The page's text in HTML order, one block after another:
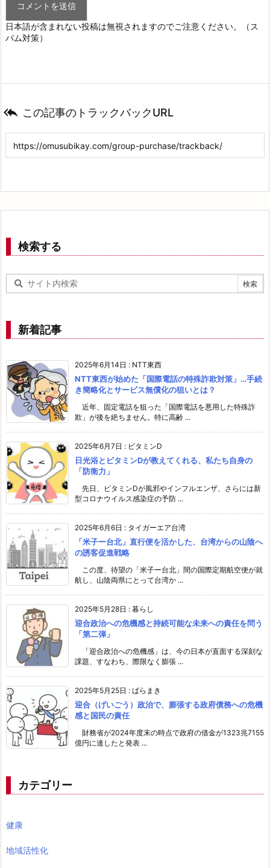
日本語が含まれない投稿は無視されますのでご注意ください。（ス
パム対策）
 この記事のトラックバックURL
検索する
新着記事
2025年6月14日 : NTT東西
NTT東西が始めた「国際電話の特殊詐欺対策」…手続
き簡略化とサービス無償化の狙いとは？
近年、固定電話を狙った「国際電話を悪用した特殊詐
欺」が後を絶ちません。特に高齢 ...
2025年6月7日 : ビタミンD
日光浴とビタミンDが教えてくれる、私たち自身の
「防衛力」
先日、ビタミンDが風邪やインフルエンザ、さらには新
型コロナウイルス感染症の予防 ...
2025年6月6日 : タイガーエア台湾
「米子ー台北」直行便を活かした、台湾からの山陰へ
の誘客促進戦略
この度、待望の「米子ー台北」間の国際定期航空便が就
航し、山陰両県にとって台湾か ...
2025年5月28日 : 暮らし
迎合政治への危機感と持続可能な未来への責任を問う
「第二弾」
「迎合政治への危機感」は、今の日本が直面する深刻な
課題、すなわち、際限なく膨張 ...
2025年5月25日 : ばらまき
迎合（げいごう）政治で、膨張する政府債務への危機
感と国民の責任
財務省が2024年度末の時点で政府の借金が1323兆7155
億円に達したと発表 ...
カテゴリー
健康
地域活性化